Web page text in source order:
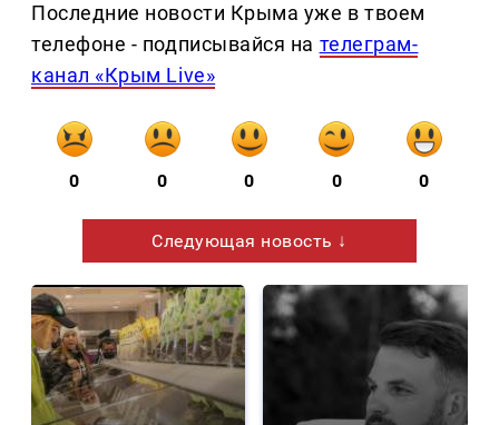
Последние новости Крыма уже в твоем
телефоне - подписывайся на телеграм-
канал «Крым Live»
0 0 0 0 0
Следующая новость ↓